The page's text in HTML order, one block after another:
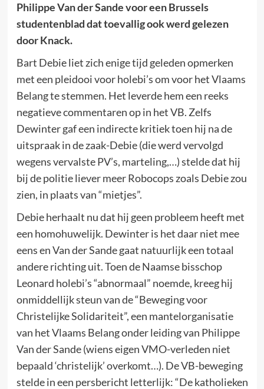
Philippe Van der Sande voor een Brussels
studentenblad dat toevallig ook werd gelezen
door Knack.
Bart Debie liet zich enige tijd geleden opmerken
met een pleidooi voor holebi’s om voor het Vlaams
Belang te stemmen. Het leverde hem een reeks
negatieve commentaren op in het VB. Zelfs
Dewinter gaf een indirecte kritiek toen hij na de
uitspraak in de zaak-Debie (die werd vervolgd
wegens vervalste PV’s, marteling,…) stelde dat hij
bij de politie liever meer Robocops zoals Debie zou
zien, in plaats van “mietjes”.
Debie herhaalt nu dat hij geen probleem heeft met
een homohuwelijk. Dewinter is het daar niet mee
eens en Van der Sande gaat natuurlijk een totaal
andere richting uit. Toen de Naamse bisschop
Leonard holebi’s “abnormaal” noemde, kreeg hij
onmiddellijk steun van de “Beweging voor
Christelijke Solidariteit”, een mantelorganisatie
van het Vlaams Belang onder leiding van Philippe
Van der Sande (wiens eigen VMO-verleden niet
bepaald ‘christelijk’ overkomt…). De VB-beweging
stelde in een persbericht letterlijk: “De katholieken